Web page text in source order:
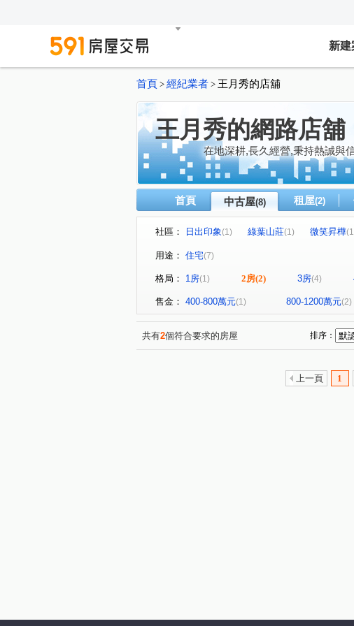
新建
首頁 > 經紀業者 > 王月秀的店舖
王月秀的網路店舖
在地深耕,長久經營,秉持熱誠與
首頁 中古屋(8) 租屋(2)
社區： 日出印象(1) 綠葉山莊(1) 微笑昇樺
茄苳路250巷11弄4號
用途： 住宅(7)
格局： 1房(1) 2房(2) 3房(4)
售金： 400-800萬元(1) 800-1200萬元(2)
共有2個符合要求的房屋 排序：
上一頁 1